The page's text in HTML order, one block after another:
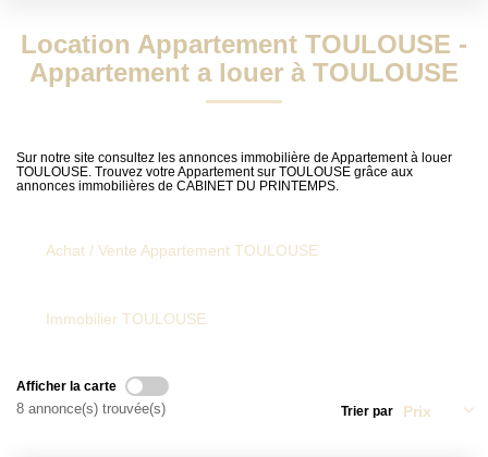
Déposer Ma Candidature Pour Une Location
GESTION LOCATIVE
BIENS VENDUS
NOTRE AGENCE
Sélectionnez...
Type de bien
Surface min
Créer une alerte
Location Appartement TOULOUSE -
Appartement a louer à TOULOUSE
Sur notre site consultez les annonces immobilière de Appartement à louer
TOULOUSE. Trouvez votre Appartement sur TOULOUSE grâce aux
annonces immobilières de CABINET DU PRINTEMPS.
Achat / Vente Appartement TOULOUSE
Immobilier TOULOUSE
Afficher la carte
8 annonce(s) trouvée(s) Trier par